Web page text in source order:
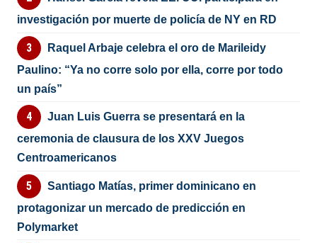
investigación por muerte de policía de NY en RD
Raquel Arbaje celebra el oro de Marileidy
Paulino: “Ya no corre solo por ella, corre por todo
un país”
Juan Luis Guerra se presentará en la
ceremonia de clausura de los XXV Juegos
Centroamericanos
Santiago Matías, primer dominicano en
protagonizar un mercado de predicción en
Polymarket